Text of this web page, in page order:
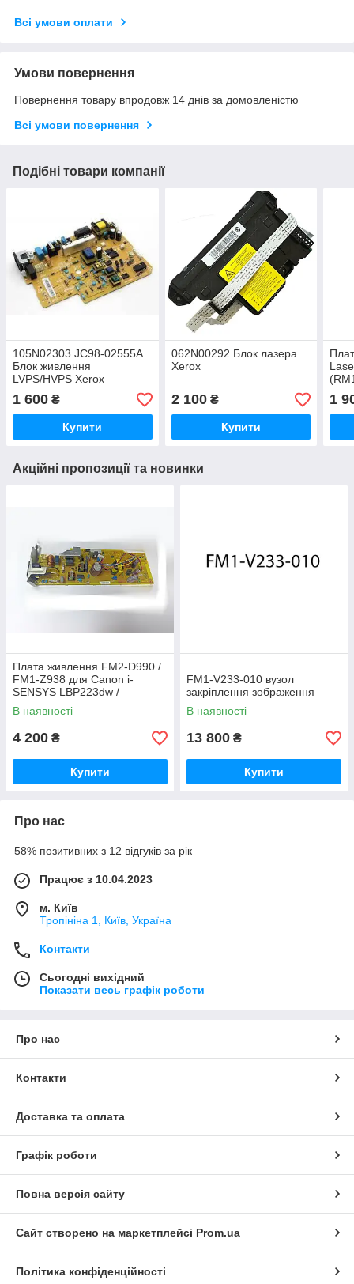
Всі умови оплати
Умови повернення
Повернення товару впродовж 14 днів за домовленістю
Всі умови повернення
Подібні товари компанії
105N02303 JC98-02555A
Блок живлення
LVPS/HVPS Xerox
1 600 ₴
Купити
062N00292 Блок лазера
Xerox
2 100₴
Купити
1
Акційні пропозиції та новинки
Плата живлення FM2-D990 /
FM1-Z938 для Canon i-
SENSYS LBP223dw /
LBP214dw
В наявності
4 200 ₴
Купити
FM1‑V233‑010 вузол
закріплення зображення
В наявності
13 800 ₴
Купити
Про нас
58% позитивних з 12 відгуків за рік
Працює з 10.04.2023
м. Київ
Тропініна 1, Київ, Україна
Контакти
Сьогодні вихідний
Показати весь графік роботи
Про нас
Контакти
Доставка та оплата
Графік роботи
Повна версія сайту
Сайт створено на маркетплейсі Prom.ua
Політика конфіденційності